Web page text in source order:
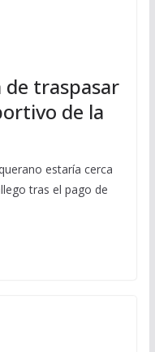
de traspasar
de la
estaría cerca
tras el pago de